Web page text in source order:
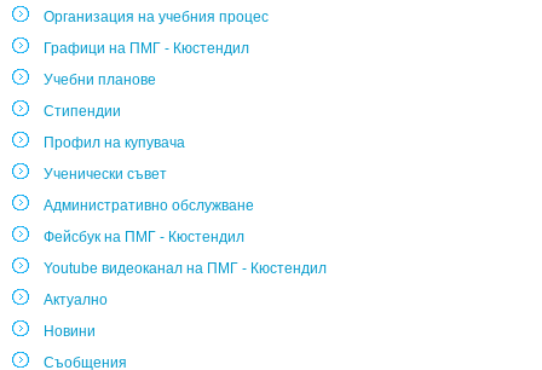
Организация на учебния процес
Графици на ПМГ - Кюстендил
Учебни планове
Стипендии
Профил на купувача
Ученически съвет
Административно обслужване
Фейсбук на ПМГ - Кюстендил
Youtube видеоканал на ПМГ - Кюстендил
Актуално
Новини
Съобщения